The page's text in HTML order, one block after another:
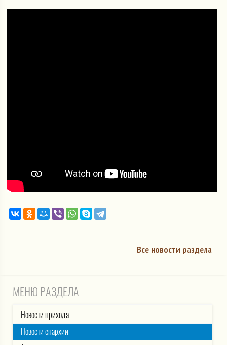
Все новости раздела
МЕНЮ РАЗДЕЛА
Новости прихода
Новости епархии